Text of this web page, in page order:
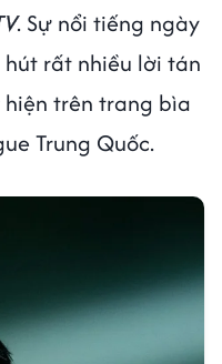
. Sự nổi tiếng ngày
rất nhiều lời tán
trên trang bìa
Trung Quốc.